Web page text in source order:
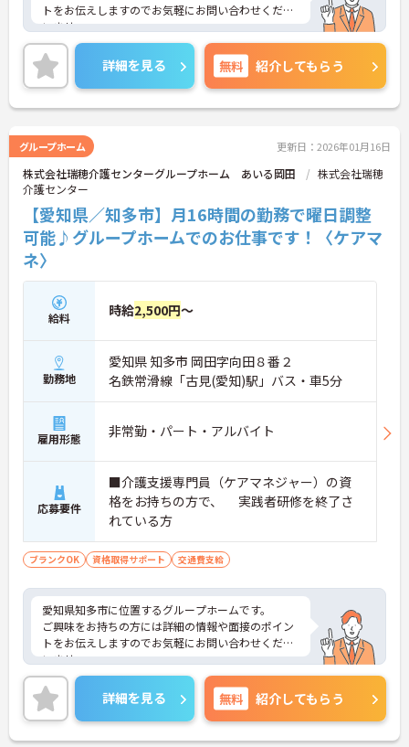
トをお伝えしますのでお気軽にお問い合わせくださ
いませ。
詳細を見る 無料 紹介してもらう
グループホーム 更新日：2026年01月16日
株式会社瑞穂介護センターグループホーム あいる岡田
株式会社瑞穂
介護センター
【愛知県／知多市】月16時間の勤務で曜日調整
可能♪グループホームでのお仕事です！〈ケアマ
ネ〉
給料 時給2,500円～
勤務地
愛知県 知多市 岡田字向田８番２
名鉄常滑線「古見(愛知)駅」バス・車5分
雇用形態 非常勤・パート・アルバイト
応募要件
■介護支援専門員（ケアマネジャー）の資
格をお持ちの方で、 実践者研修を終了さ
れている方
ブランクOK 資格取得サポート 交通費支給
愛知県知多市に位置するグループホームです。
ご興味をお持ちの方には詳細の情報や面接のポイン
トをお伝えしますのでお気軽にお問い合わせくださ
いませ。
詳細を見る 無料 紹介してもらう